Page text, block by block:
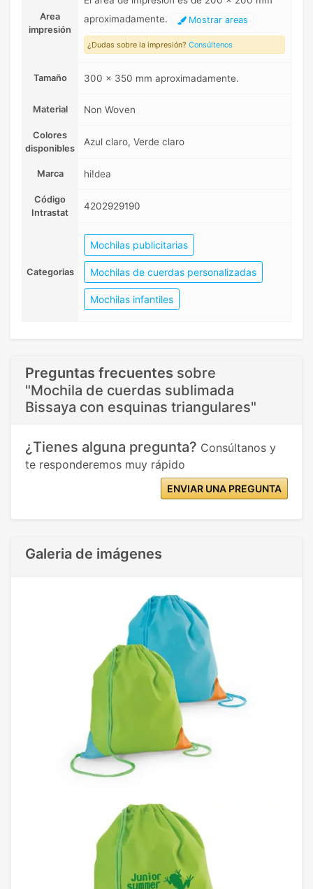
Area
impresión
aproximadamente.
Mostrar areas
¿Dudas sobre la impresión? Consúltenos
Tamaño 300 x 350 mm aproximadamente.
Material Non Woven
Colores
disponibles
Azul claro, Verde claro
Marca hi!dea
Código
Intrastat
4202929190
Categorias
Mochilas publicitarias
Mochilas de cuerdas personalizadas
Mochilas infantiles
Preguntas frecuentes sobre
"Mochila de cuerdas sublimada
Bissaya con esquinas triangulares"
¿Tienes alguna pregunta? Consúltanos y
te responderemos muy rápido
ENVIAR UNA PREGUNTA
Galeria de imágenes